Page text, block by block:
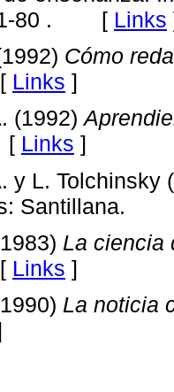
80 . [ Links
Cómo
Links ]
(1992)
Links ]
y L. Tolchinsky
Santillana.
La ciencia
Links ]
La noticia